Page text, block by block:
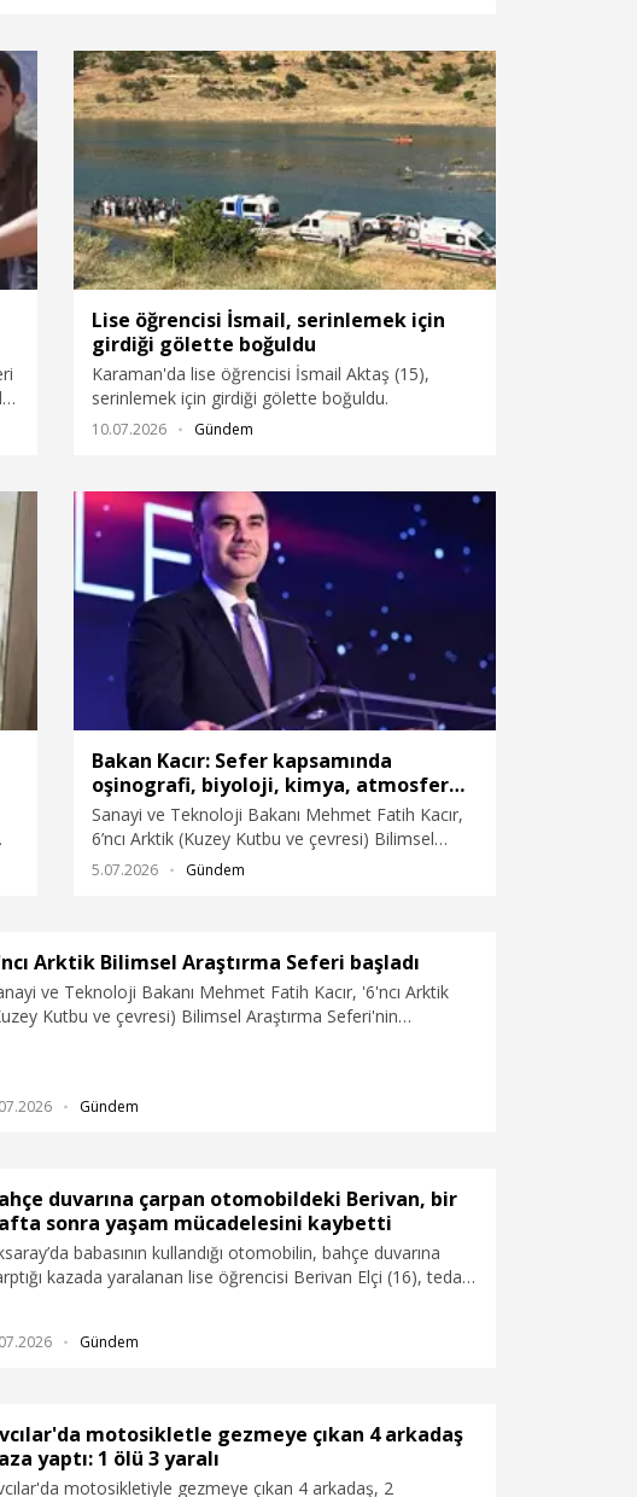
Lise öğrencisi İsmail, serinlemek için
girdiği gölette boğuldu
Karaman'da lise öğrencisi İsmail Aktaş (15),
serinlemek için girdiği gölette boğuldu.
10.07.2026 Gündem
Bakan Kacır: Sefer kapsamında
oşinografi, biyoloji, kimya, atmosfer
çalışmaları, meteoroloji, jeodezi ve
uydu sistemleri alanlarında toplam 12
farklı bilimsel proje ve çalışma hayata
geçirilecek
Sanayi ve Teknoloji Bakanı Mehmet Fatih Kacır,
6’ncı Arktik (Kuzey Kutbu ve çevresi) Bilimsel
Araştırma Seferinin başladığını duyurdu.
5.07.2026 Gündem
Arktik Bilimsel Araştırma Seferi başladı
ve Teknoloji Bakanı Mehmet Fatih Kacır, '6'ncı Arktik
Kutbu ve çevresi) Bilimsel Araştırma Seferi'nin
Gündem
duvarına çarpan otomobildeki Berivan, bir
sonra yaşam mücadelesini kaybetti
babasının kullandığı otomobilin, bahçe duvarına
kazada yaralanan lise öğrencisi Berivan Elçi (16), tedavi
Gündem
motosikletle gezmeye çıkan 4 arkadaş
yaptı: 1 ölü 3 yaralı
motosikletiyle gezmeye çıkan 4 arkadaş, 2